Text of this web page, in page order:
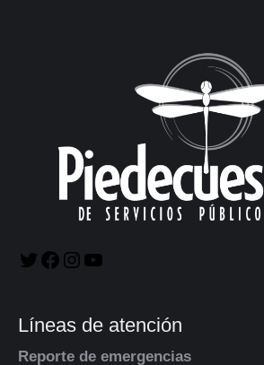
Líneas de atención
Reporte de emergencias